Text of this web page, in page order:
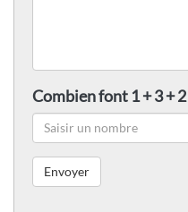
Combien font 1 + 3 + 2